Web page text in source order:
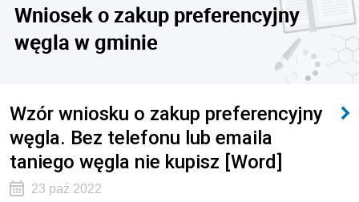
Wniosek o zakup preferencyjny
węgla w gminie
Wzór wniosku o zakup preferencyjny
węgla. Bez telefonu lub emaila
taniego węgla nie kupisz [Word]
23 paź 2022